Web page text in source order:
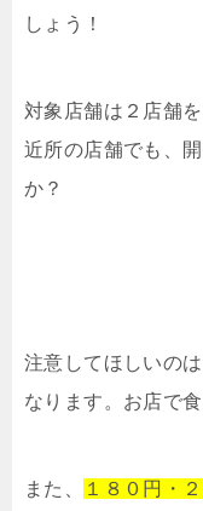
しょう！
対象店舗は２店舗
近所の店舗でも、
か？
注意してほしいのは
なります。お店で
また、
１８０円・